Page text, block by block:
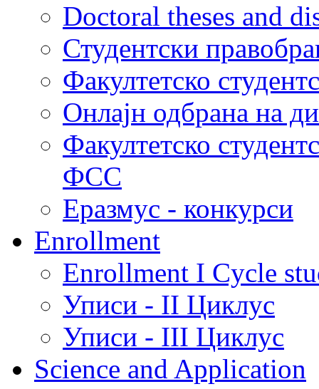
Doctoral theses and
Студентски
Факултетско
Онлајн одбрана на
Факултетско
ФСС
Еразмус - конкурси
Enrollment
Enrollment I Cycle
Уписи - II Циклус
Уписи - III Циклус
Science and Application